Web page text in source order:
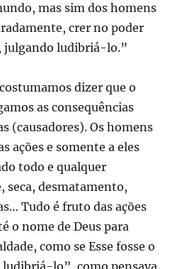
mas sim dos homens
crer no poder
julgando ludibriá-lo.”
dizer que o
as consequências
(causadores). Os homens
ações e somente a eles
todo e qualquer
seca, desmatamento,
Tudo é fruto das ações
o nome de Deus para
como se Esse fosse o